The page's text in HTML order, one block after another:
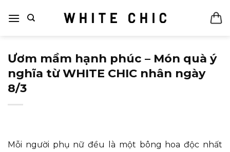
qua
Ươm mầm hạnh phúc – Món quà ý
nghĩa từ WHITE CHIC nhân ngày
8/3
Mỗi người phụ nữ đều là một bông hoa độc nhất